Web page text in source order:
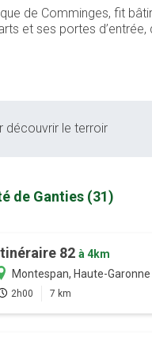
de Comminges, fit
et ses portes
découvrir le terroir
de Ganties (31)
82 à 4km
Montespan, Haute-
2h00 7 km